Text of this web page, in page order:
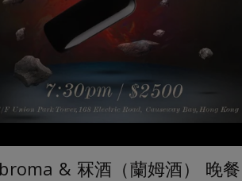
& 冧酒（蘭姆酒） 晚餐